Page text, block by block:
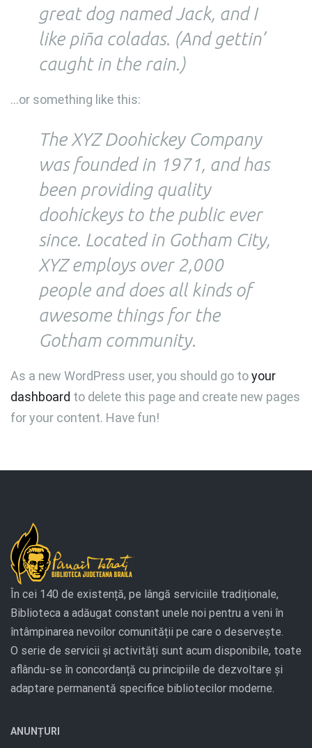
great dog named Jack, and I
like piña coladas. (And gettin’
caught in the rain.)
…or something like this:
The XYZ Doohickey Company
was founded in 1971, and has
been providing quality
doohickeys to the public ever
since. Located in Gotham City,
XYZ employs over 2,000
people and does all kinds of
awesome things for the
Gotham community.
As a new WordPress user, you should go toyour
dashboard to delete this page and create new pages
for your content. Have fun!
În cei 140 de existență, pe lângă serviciile tradiționale,
Biblioteca a adăugat constant unele noi pentru a veni în
întâmpinarea nevoilor comunității pe care o deservește.
O serie de servicii și activități sunt acum disponibile, toate
aflându-se în concordanță cu principiile de dezvoltare și
adaptare permanentă specifice bibliotecilor moderne.
ANUNȚURI